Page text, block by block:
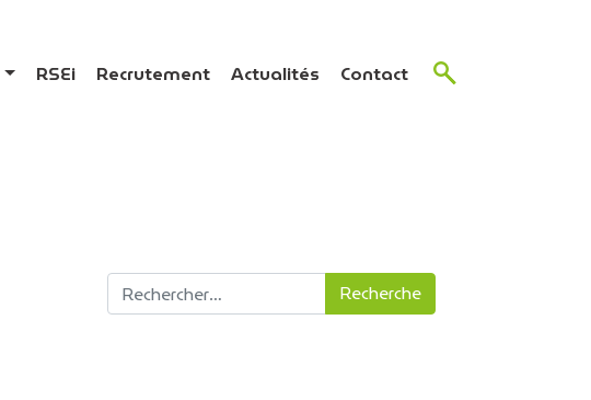
RSEi Recrutement Actualités Contact
Recherche pour :